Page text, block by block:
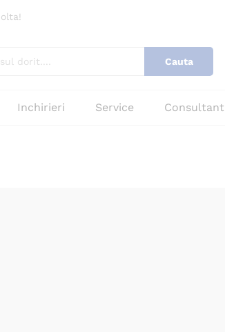
Cauta
Inchirieri Service